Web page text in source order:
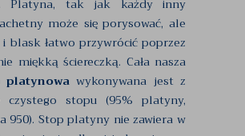
Platyna, tak jak każdy inny
może się porysować, ale
blask łatwo przywrócić poprzez
miękką ściereczką. Cała nasza
wykonywana jest z
czystego stopu (95% platyny,
950). Stop platyny nie zawiera w